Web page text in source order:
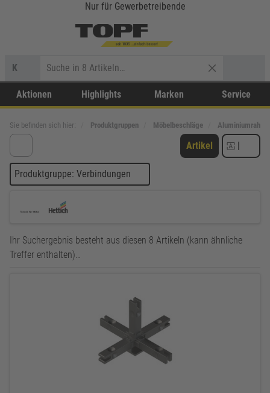
Nur für Gewerbetreibende
K
Aktionen Highlights Marken Service
Sie befinden sich hier: Produktgruppen Möbelbeschläge
Artikel |
Produktgruppe: Verbindungen
Ihr Suchergebnis besteht aus diesen 8 Artikeln (kann ähnliche
Treffer enthalten)…